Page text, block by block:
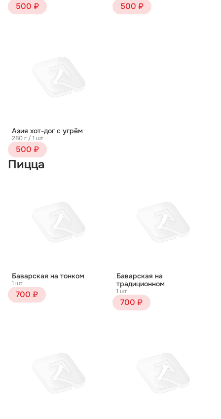
500 ₽ 500 ₽
Азия хот-дог с угрём
280 г / 1 шт
500 ₽
Пицца
Баварская на тонком
1 шт
700 ₽
Баварская на
традиционном
1 шт
700 ₽